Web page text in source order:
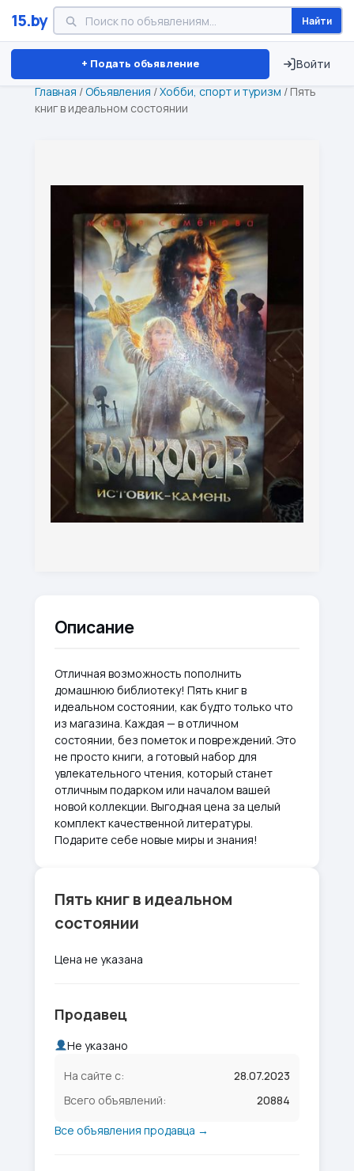
15.by Найти
+ Подать объявление Войти
Минск Витебск Брест ⏱ ТОЛЬКО 15 ДНЕЙ
Главная /Объявления /Хобби, спорт и туризм / Пять
книг в идеальном состоянии
Описание
Отличная возможность пополнить
домашнюю библиотеку! Пять книг в
идеальном состоянии, как будто только что
из магазина. Каждая — в отличном
состоянии, без пометок и повреждений. Это
не просто книги, а готовый набор для
увлекательного чтения, который станет
отличным подарком или началом вашей
новой коллекции. Выгодная цена за целый
комплект качественной литературы.
Подарите себе новые миры и знания!
Пять книг в идеальном
состоянии
Цена не указана
Продавец
Не указано
На сайте с:
28.07.2023
Всего объявлений:
20884
Все объявления продавца →